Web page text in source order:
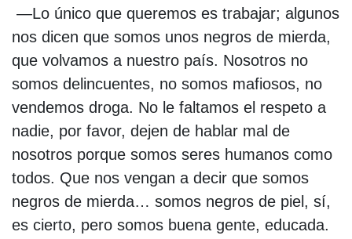
—Lo único que queremos es trabajar; algunos
nos dicen que somos unos negros de mierda,
que volvamos a nuestro país. Nosotros no
somos delincuentes, no somos mafiosos, no
vendemos droga. No le faltamos el respeto a
nadie, por favor, dejen de hablar mal de
nosotros porque somos seres humanos como
todos. Que nos vengan a decir que somos
negros de mierda… somos negros de piel, sí,
es cierto, pero somos buena gente, educada.